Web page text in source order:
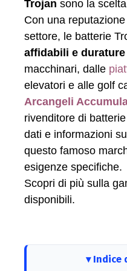
Trojan sono la
Con una
settore, le batterie
affidabili e durature
macchinari, dalle
elevatori e alle golf
Arcangeli
rivenditore di
dati e informazioni
questo famoso
esigenze specifiche.
Scopri di più sulla
disponibili.
Indice